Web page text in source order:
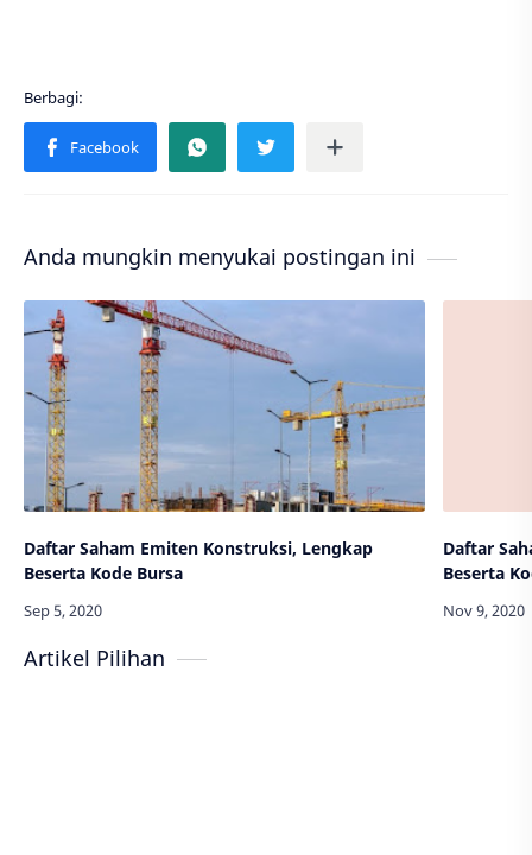
Anda mungkin menyukai postingan ini
Daftar Saham Emiten Konstruksi, Lengkap
Beserta Kode Bursa
Daftar
Beserta
Artikel Pilihan